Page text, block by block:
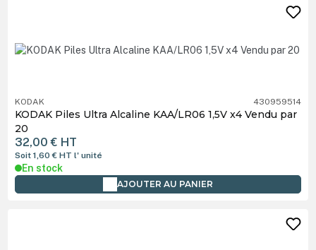
KODAK 430959514
KODAK Piles Ultra Alcaline KAA/LR06 1,5V x4 Vendu par
20
32,00 € HT
Soit 1,60 €HTl' unité
En stock
AJOUTER AU PANIER